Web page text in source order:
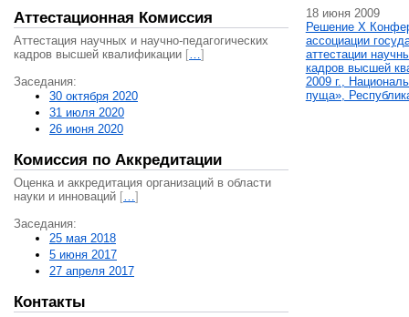
Аттестационная Комиссия
Аттестация научных и научно-педагогических
кадров высшей квалификации […]
Заседания:
30 октября 2020
31 июля 2020
26 июня 2020
Комиссия по Аккредитации
Оценка и аккредитация организаций в области
науки и инноваций […]
Заседания:
25 мая 2018
5 июня 2017
27 апреля 2017
Контакты
18 июня 2009
Решение X
ассоциации
аттестации
кадров высшей
2009 г.,
пуща»,